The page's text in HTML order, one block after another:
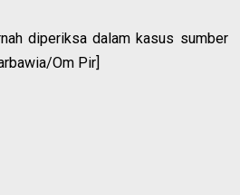
diperiksa dalam kasus sumber
Om Pir]